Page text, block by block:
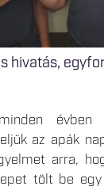
hivatás,
az apák
arra,
tölt be